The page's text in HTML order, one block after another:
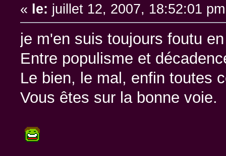
« le: juillet 12, 2007, 18:52:01
je m'en suis toujours foutu
Entre populisme et
Le bien, le mal, enfin toutes
Vous êtes sur la bonne voie.